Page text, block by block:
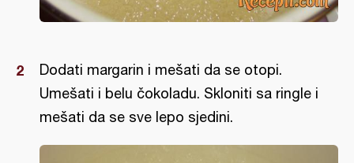
Dodati margarin i mešati da se otopi.
Umešati i belu čokoladu. Skloniti sa ringle i
mešati da se sve lepo sjedini.